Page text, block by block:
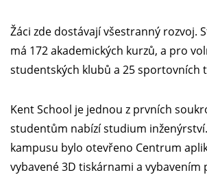
Žáci zde dostávají všestranný rozvoj.
má 172 akademických kurzů, a pro
studentských klubů a 25 sportovních
Kent School je jednou z prvních
studentům nabízí studium
kampusu bylo otevřeno Centrum
vybavené 3D tiskárnami a vybavením